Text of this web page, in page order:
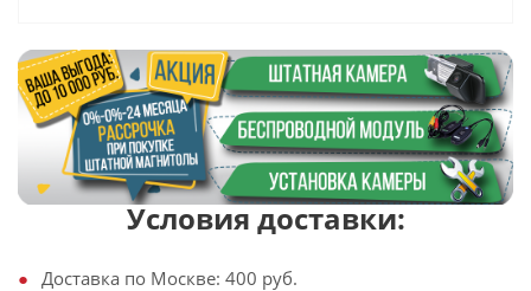
Условия доставки:
Доставка по Москве: 400 руб.